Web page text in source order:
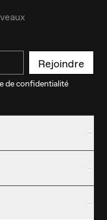
Rejoindre
de confidentialité